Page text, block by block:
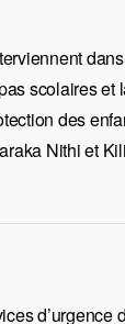
scolaires et
des
Nithi et
d’urgence